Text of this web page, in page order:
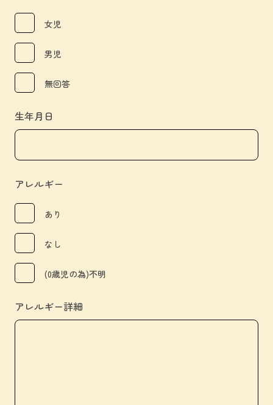
女児
男児
無回答
生年月日
アレルギー
あり
なし
(0歳児の為)不明
アレルギー詳細